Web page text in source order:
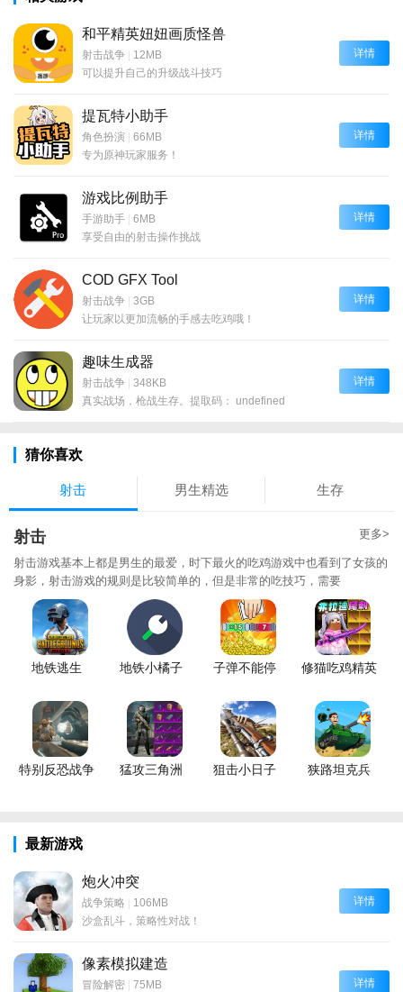
和平精英妞妞画质怪兽
射击战争 | 12MB
可以提升自己的升级战斗技巧
详情
提瓦特小助手
角色扮演 | 66MB
专为原神玩家服务！
详情
游戏比例助手
手游助手 | 6MB
享受自由的射击操作挑战
详情
COD GFX Tool
射击战争 | 3GB
让玩家以更加流畅的手感去吃鸡哦！
详情
趣味生成器
射击战争 | 348KB
真实战场，枪战生存。提取码： undefined
详情
猜你喜欢
射击 男生精选 生存
射击 更多>
射击游戏基本上都是男生的最爱，时下最火的吃鸡游戏中也看到了女孩的
身影，射击游戏的规则是比较简单的，但是非常的吃技巧，需要
地铁逃生 地铁小橘子 子弹不能停 修猫吃鸡精英
特别反恐战争 猛攻三角洲 狙击小日子 狭路坦克兵
最新游戏
炮火冲突
战争策略 | 106MB
沙盒乱斗，策略性对战！
详情
像素模拟建造
冒险解密 | 75MB
详情